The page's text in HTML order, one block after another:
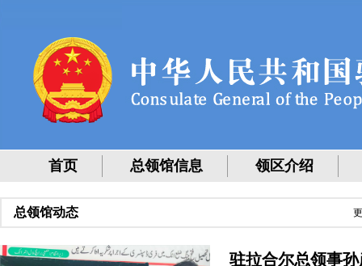
首页 总领馆信息 领区介绍
总领馆动态
驻拉合尔总领事